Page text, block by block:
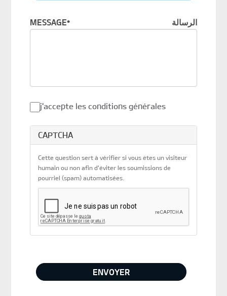
MESSAGE* الرسالة
j'accepte les conditions générales
CAPTCHA
Cette question sert à vérifier si vous êtes un visiteur
humain ou non afin d'éviter les soumissions de
pourriel (spam) automatisées.
ENVOYER